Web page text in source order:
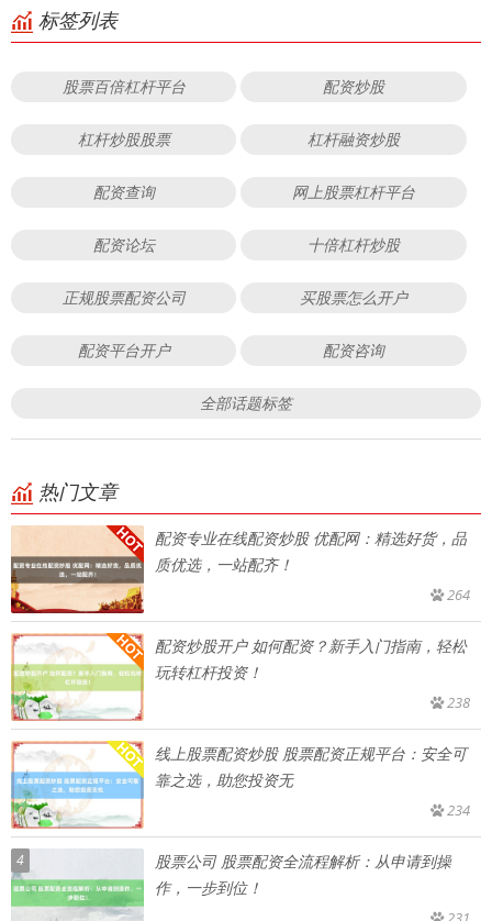
标签列表
股票百倍杠杆平台 配资炒股
杠杆炒股股票 杠杆融资炒股
配资查询 网上股票杠杆平台
配资论坛 十倍杠杆炒股
正规股票配资公司 买股票怎么开户
配资平台开户 配资咨询
全部话题标签
热门文章
配资专业在线配资炒股 优配网：精选好货，品
质优选，一站配齐！
264
配资炒股开户 如何配资？新手入门指南，轻松
玩转杠杆投资！
238
线上股票配资炒股 股票配资正规平台：安全可
靠之选，助您投资无
234
4
股票公司 股票配资全流程解析：从申请到操
作，一步到位！